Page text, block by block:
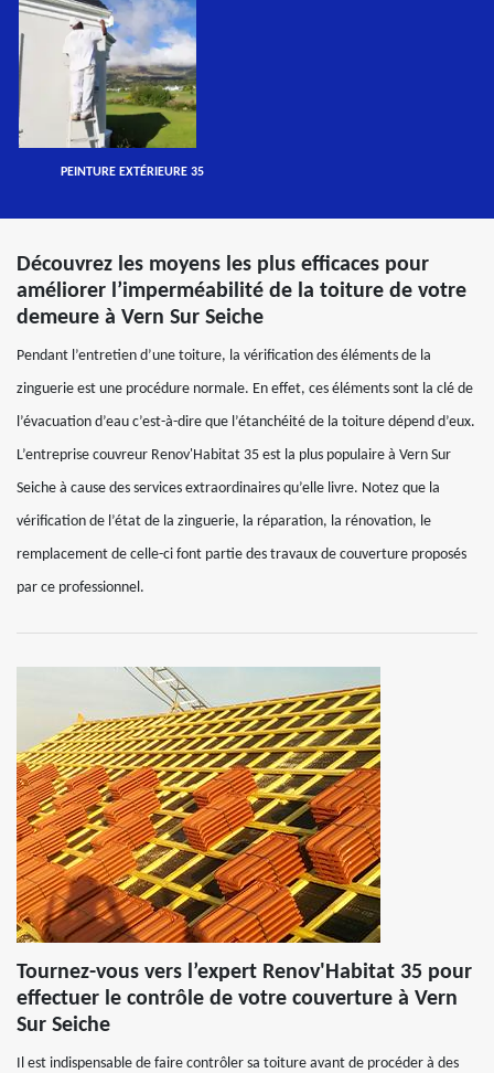
PEINTURE EXTÉRIEURE 35
Découvrez les moyens les plus efficaces pour
améliorer l’imperméabilité de la toiture de votre
demeure à Vern Sur Seiche
Pendant l’entretien d’une toiture, la vérification des éléments de la
zinguerie est une procédure normale. En effet, ces éléments sont la clé de
l’évacuation d’eau c’est-à-dire que l’étanchéité de la toiture dépend d’eux.
L’entreprise couvreur Renov'Habitat 35 est la plus populaire à Vern Sur
Seiche à cause des services extraordinaires qu’elle livre. Notez que la
vérification de l’état de la zinguerie, la réparation, la rénovation, le
remplacement de celle-ci font partie des travaux de couverture proposés
par ce professionnel.
Tournez-vous vers l’expert Renov'Habitat 35 pour
effectuer le contrôle de votre couverture à Vern
Sur Seiche
Il est indispensable de faire contrôler sa toiture avant de procéder à des